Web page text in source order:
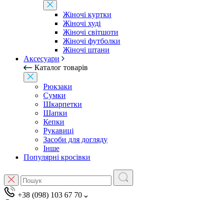
Жіночі куртки
Жіночі худі
Жіночі світшоти
Жіночі футболки
Жіночі штани
Аксесуари
Каталог товарів
Рюкзаки
Сумки
Шкарпетки
Шапки
Кепки
Рукавиці
Засоби для догляду
Інше
Популярні кросівки
+38 (098) 103 67 70